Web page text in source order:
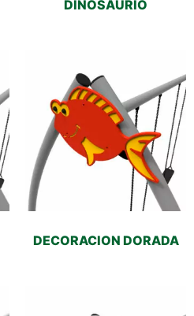
DINOSAURIO
DECORACION DORADA